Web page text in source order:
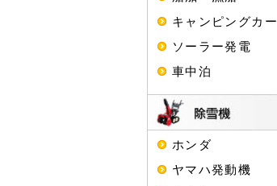
キャンピングカー
ソーラー発電
車中泊
ホンダ
ヤマハ発動機